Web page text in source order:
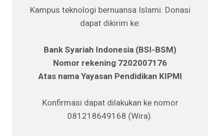
Kampus teknologi bernuansa Islami. Donasi
dapat dikirim ke:
Bank Syariah Indonesia (BSI-BSM)
Nomor rekening 7202007176
Atas nama Yayasan Pendidikan KIPMI
Konfirmasi dapat dilakukan ke nomor
081218649168 (Wira).